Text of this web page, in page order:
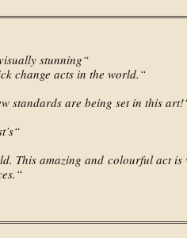
stunning“
change acts in the world.“
standards are being set in this
This amazing and colourful act is